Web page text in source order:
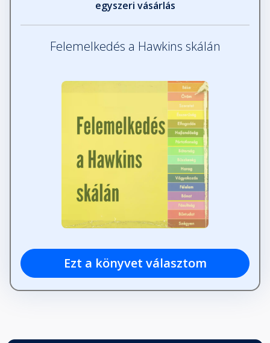
egyszeri vásárlás
Felemelkedés a Hawkins skálán
Ezt a könyvet választom